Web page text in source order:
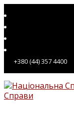
до
вмісту
+380 (44) 357 4400